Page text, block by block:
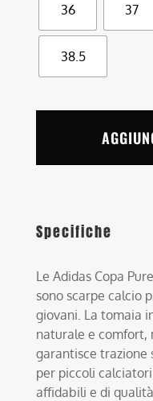
36 37
38.5
Specifiche
Le Adidas Copa
sono scarpe calcio
giovani. La tomaia
naturale e comfort,
garantisce trazione
per piccoli
affidabili e di